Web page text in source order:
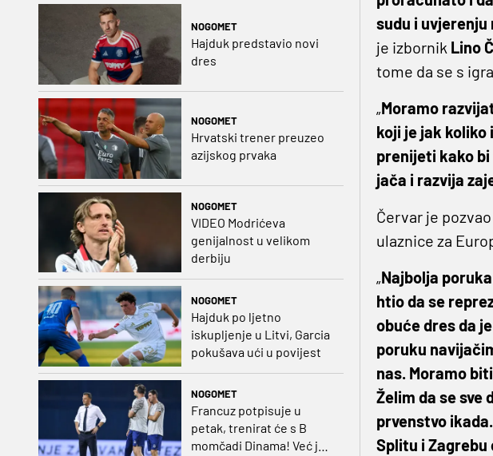
NOGOMET
Hajduk predstavio novi
dres
NOGOMET
Hrvatski trener preuzeo
azijskog prvaka
NOGOMET
VIDEO Modrićeva
genijalnost u velikom
derbiju
NOGOMET
Hajduk po ljetno
iskupljenje u Litvi, Garcia
pokušava ući u povijest
NOGOMET
Francuz potpisuje u
petak, trenirat će s B
momčadi Dinama! Već je
sudu i uvjerenju
je izbornik Lino
tome da se s
„Moramo
koji je jak koliko
prenijeti kako
jača i razvija
Červar je
ulaznice za
„Najbolja
htio da se
obuće dres da
poruku
nas. Moramo
Želim da se sve
prvenstvo
Splitu i